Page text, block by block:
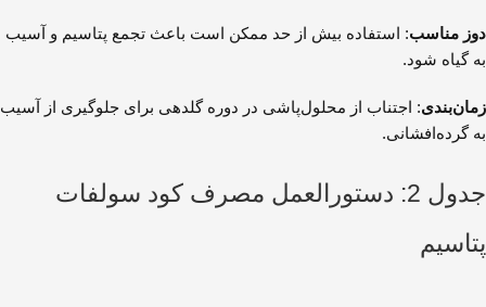
دوز مناسب: استفاده بیش از حد ممکن است باعث تجمع پتاسیم و آسیب
به گیاه شود.
زمان‌بندی: اجتناب از محلول‌پاشی در دوره گلدهی برای جلوگیری از آسیب
به گرده‌افشانی.
جدول 2: دستورالعمل مصرف کود سولفات
پتاسیم